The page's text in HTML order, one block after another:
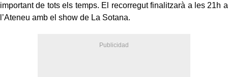
important de tots els temps. El recorregut finalitzarà a les 21h a
l’Ateneu amb el show de La Sotana.